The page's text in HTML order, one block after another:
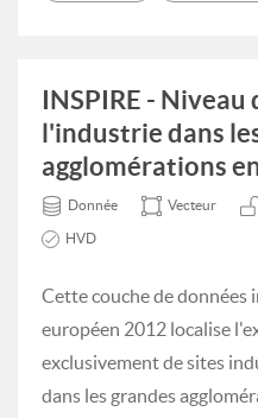
INSPIRE -
l'industrie dans
agglomérations
Donnée Vecteur
HVD
Cette couche de données
européen 2012 localise
exclusivement de sites
dans les grandes